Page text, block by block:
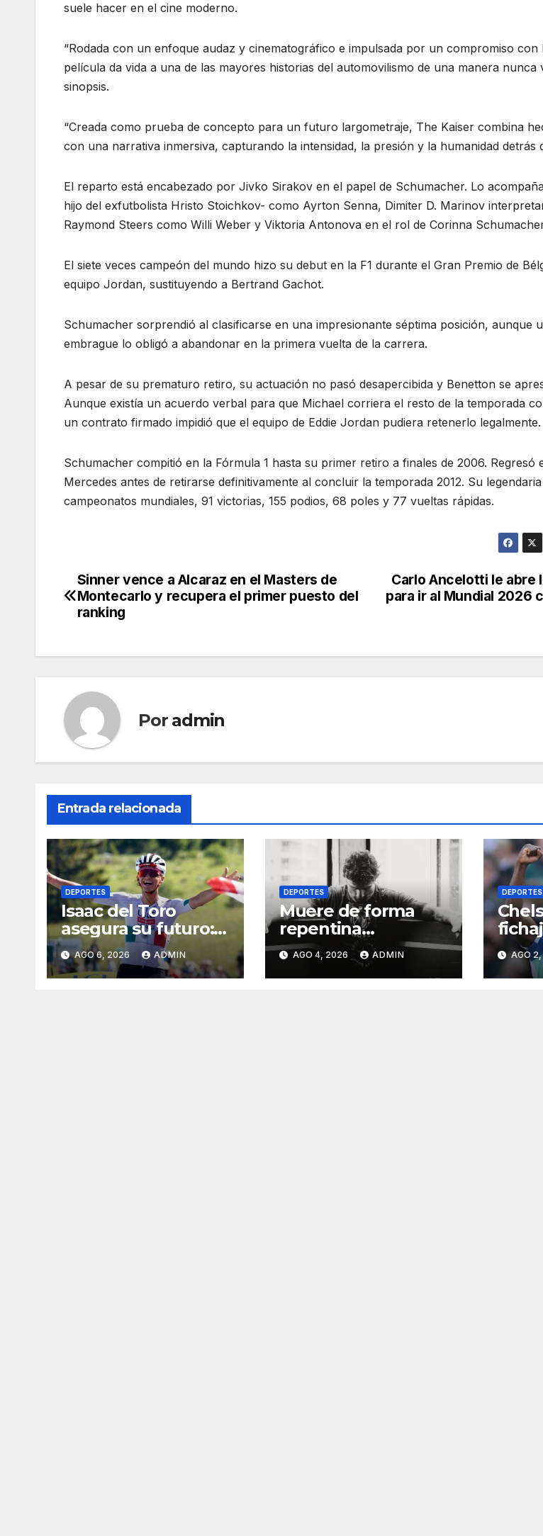
suele hacer en el cine moderno.
“Rodada con un enfoque audaz y cinematográfico e impulsada por un compromiso con
película da vida a una de las mayores historias del automovilismo de una manera nunca
sinopsis.
“Creada como prueba de concepto para un futuro largometraje, The Kaiser combina
con una narrativa inmersiva, capturando la intensidad, la presión y la humanidad detrás
El reparto está encabezado por Jivko Sirakov en el papel de Schumacher. Lo
hijo del exfutbolista Hristo Stoichkov- como Ayrton Senna, Dimiter D. Marinov
Raymond Steers como Willi Weber y Viktoria Antonova en el rol de Corinna
El siete veces campeón del mundo hizo su debut en la F1 durante el Gran Premio de
equipo Jordan, sustituyendo a Bertrand Gachot.
Schumacher sorprendió al clasificarse en una impresionante séptima posición, aunque
embrague lo obligó a abandonar en la primera vuelta de la carrera.
A pesar de su prematuro retiro, su actuación no pasó desapercibida y Benetton se
Aunque existía un acuerdo verbal para que Michael corriera el resto de la temporada
un contrato firmado impidió que el equipo de Eddie Jordan pudiera retenerlo legalmente.
Schumacher compitió en la Fórmula 1 hasta su primer retiro a finales de 2006. Regresó
Mercedes antes de retirarse definitivamente al concluir la temporada 2012. Su
campeonatos mundiales, 91 victorias, 155 podios, 68 poles y 77 vueltas rápidas.
Navegación
de
Carlo Ancelotti le abre
para ir al Mundial 2026
Sinner vence a Alcaraz en el Masters de
Montecarlo y recupera el primer puesto del
ranking
Por admin
Entrada relacionada
DEPORTES
Isaac del Toro
asegura su futuro:
renueva con UAE
Team Emirates
hasta 2031
AGO 6, 2026 ADMIN
DEPORTES
Muere de forma
repentina
expeleador de la
UFC; investigan las
causas
AGO 4, 2026 ADMIN
DEPORTES
de
AGO